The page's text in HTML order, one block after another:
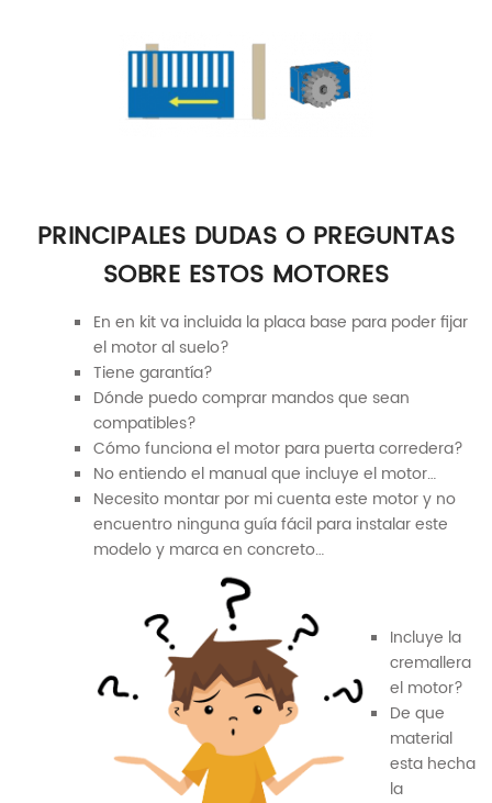
PRINCIPALES DUDAS O PREGUNTAS
SOBRE ESTOS MOTORES
En en kit va incluida la placa base para poder fijar
el motor al suelo?
Tiene garantía?
Dónde puedo comprar mandos que sean
compatibles?
Cómo funciona el motor para puerta corredera?
No entiendo el manual que incluye el motor…
Necesito montar por mi cuenta este motor y no
encuentro ninguna guía fácil para instalar este
modelo y marca en concreto…
Incluye la
cremallera
el motor?
De que
material
esta hecha
la